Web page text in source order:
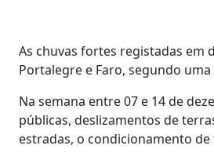
As chuvas fortes registadas em
Portalegre e Faro, segundo
Na semana entre 07 e 14 de
públicas, deslizamentos de
estradas, o condicionamento